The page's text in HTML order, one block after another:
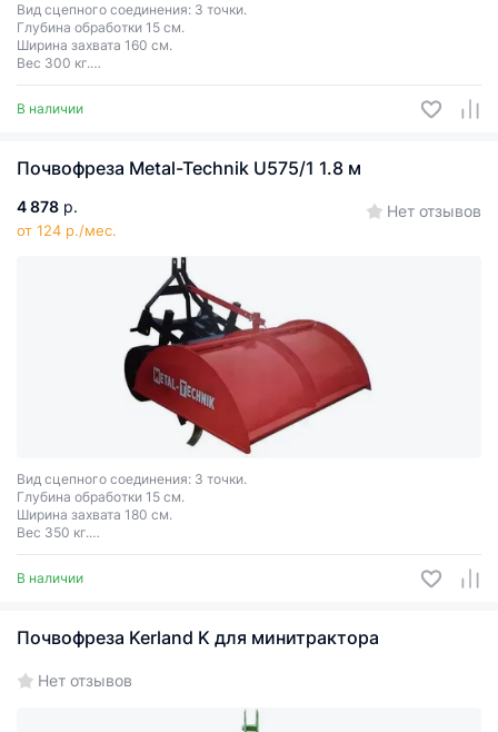
Вид сцепного соединения: 3 точки.
Глубина обработки 15 cм.
Ширина захвата 160 см.
Вес 300 кг.
Необходимая мощность трактора: 40 л.с.
В наличии
Почвофреза Metal-Technik U575/1 1.8 м
4 878 р.
от 124 р./мес.
Нет отзывов
Вид сцепного соединения: 3 точки.
Глубина обработки 15 cм.
Ширина захвата 180 см.
Вес 350 кг.
Необходимая мощность трактора: 80 л.с.
В наличии
Почвофреза Kerland K для минитрактора
Нет отзывов